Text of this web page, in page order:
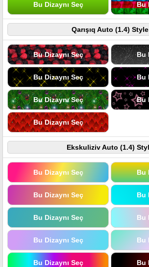
Bu Dizaynı Seç Bu
Qarışıq Auto (1.4) Style
Bu Dizaynı Seç Bu
Bu Dizaynı Seç Bu
Bu Dizaynı Seç Bu
Bu Dizaynı Seç
Ekskuliziv Auto (1.4)
Bu Dizaynı Seç Bu
Bu Dizaynı Seç Bu
Bu Dizaynı Seç Bu
Bu Dizaynı Seç Bu
Bu Dizaynı Seç Bu